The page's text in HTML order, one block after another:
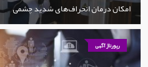
امکان درمان انحراف‌های شدید چشمی
رپورتاژ آگهی